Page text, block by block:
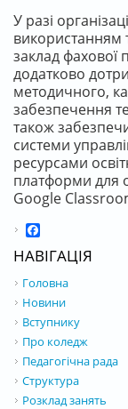
У разі
використанням
заклад фахової
додатково
методичного,
забезпечення
також
системи
ресурсами
платформи для
Google
НАВІГАЦІЯ
Головна
Новини
Вступнику
Про коледж
Педагогічна рада
Структура
Розклад занять